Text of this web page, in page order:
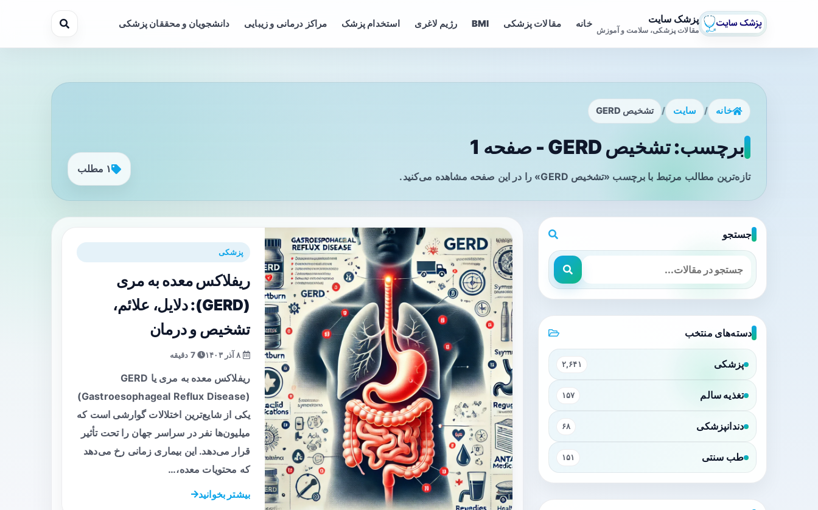
پزشک سایت
مقالات پزشکی، سلامت و آموزش
خانه مقالات پزشکی BMI رژیم لاغری استخدام پزشک مراکز درمانی و زیبایی دانشجویان و محققان پزشکی
خانه / سایت / تشخیص GERD
برچسب: تشخیص GERD - صفحه 1
تازه‌ترین مطالب مرتبط با برچسب «تشخیص GERD» را در این صفحه مشاهده می‌کنید.
۱ مطلب
پزشکی
ریفلاکس معده به مری
(GERD): دلایل، علائم،
تشخیص و درمان
7 دقیقه
ریفلاکس معده به مری یا GERD
(Gastroesophageal Reflux Disease)
یکی از شایع‌ترین اختلالات گوارشی است که
میلیون‌ها نفر در سراسر جهان را تحت تأثیر
قرار می‌دهد. این بیماری زمانی رخ می‌دهد
که محتویات معده،…
بیشتر بخوانید
جستجو
دسته‌های منتخب
پزشکی ۲,۶۴۱
تغذیه سالم ۱۵۷
دندانپزشکی ۶۸
طب سنتی ۱۵۱